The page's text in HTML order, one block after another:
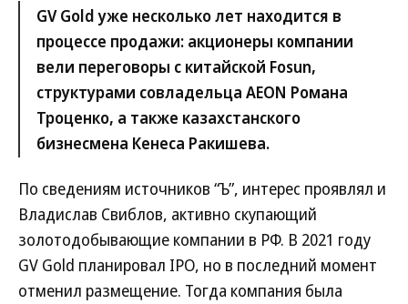
GV Gold уже несколько лет находится в
процессе продажи: акционеры компании
вели переговоры с китайской Fosun,
структурами совладельца AEON Романа
Троценко, а также казахстанского
бизнесмена Кенеса Ракишева.
По сведениям источников “Ъ”, интерес проявлял и
Владислав Свиблов, активно скупающий
золотодобывающие компании в РФ. В 2021 году
GV Gold планировал IPO, но в последний момент
отменил размещение. Тогда компания была